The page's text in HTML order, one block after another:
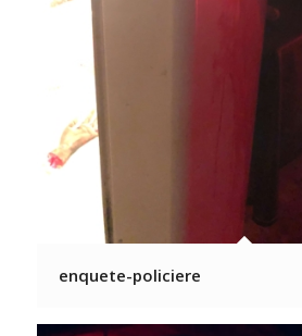
enquete-policiere